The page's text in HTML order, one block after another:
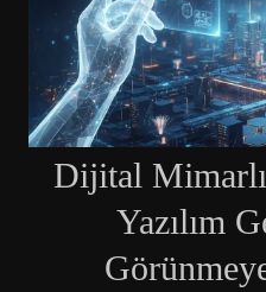
Dijital
Yazılım